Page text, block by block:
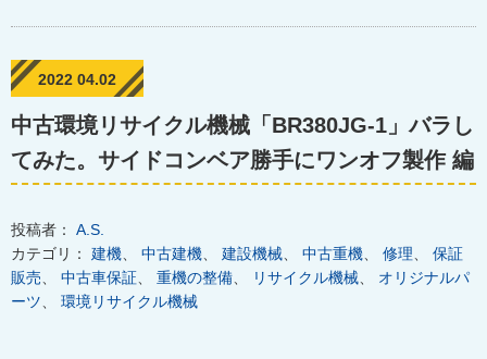
2022 04.02
中古環境リサイクル機械「BR380JG-1」バラし
てみた。サイドコンベア勝手にワンオフ製作 編
投稿者： A.S.
カテゴリ： 建機 中古建機 建設機械 中古重機 修理
保証
販売
中古車保証 重機の整備 リサイクル機械
オリジナルパ
ーツ
環境リサイクル機械